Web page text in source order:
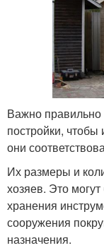
Важно правильно
постройки,
они
Их размеры и
хозяев. Это
хранения
сооружения
назначения.